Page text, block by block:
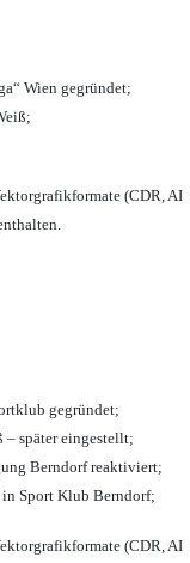
Wien gegründet;
(CDR, AI
gegründet;
– später eingestellt;
Berndorf reaktiviert;
in Sport Klub Berndorf;
(CDR, AI